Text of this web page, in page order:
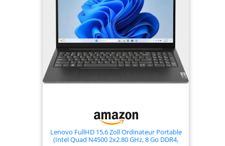
Lenovo FullHD 15,6 Zoll Ordinateur Portable
(Intel Quad N4500 2x2.80 GHz, 8 Go DDR4,